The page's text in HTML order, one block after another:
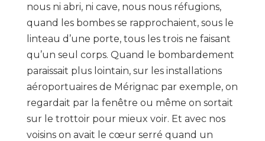
nous ni abri, ni cave, nous nous réfugions,
quand les bombes se rapprochaient, sous le
linteau d’une porte, tous les trois ne faisant
qu’un seul corps. Quand le bombardement
paraissait plus lointain, sur les installations
aéroportuaires de Mérignac par exemple, on
regardait par la fenêtre ou même on sortait
sur le trottoir pour mieux voir. Et avec nos
voisins on avait le cœur serré quand un